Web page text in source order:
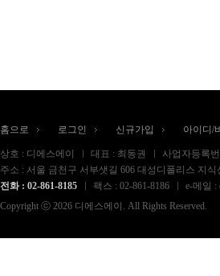
홈으로 로그인 신규가입 아이디/
상호 : 디에스에이 대표 : 최동권
사업자등록
주소 : 서울 금천구 서부샛길 606 대성디폴리스 지식
전화 : 02-861-8185
팩스 : 02-861-8186
e-메일 :
Copyright ⓒ 2026 디에스에이. All Rights Reserved.